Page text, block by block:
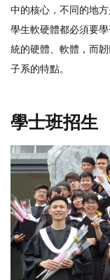
中的核心， 不同的地
學生軟硬體都必須要
統的硬體、軟體，而
子系的特點。
學士班招生